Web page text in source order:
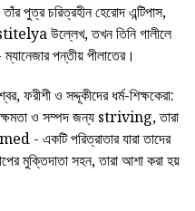
পুত্র চরিত্রহীন হেরোদ এন্টিপাস,
উল্লেখ, তখন তিনি গালীলে
পন্তীয় পীলাতের।
ফরীশী ও সদ্দূকীদের ধর্ম-শিক্ষকেরা:
ক্ষমতা ও সম্পদ জন্য striving, তারা
- একটি পরিত্রাতার যারা তাদের
মুক্তিদাতা সহন, তারা আশা করা হয়